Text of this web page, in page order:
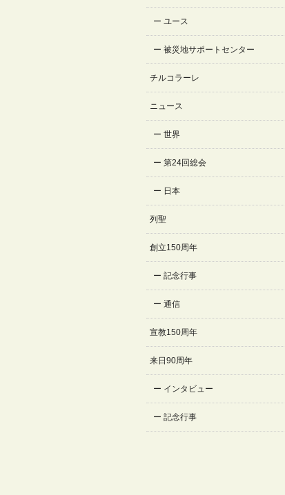
ユース
被災地サポートセンター
チルコラーレ
ニュース
世界
第24回総会
日本
列聖
創立150周年
記念行事
通信
宣教150周年
来日90周年
インタビュー
記念行事